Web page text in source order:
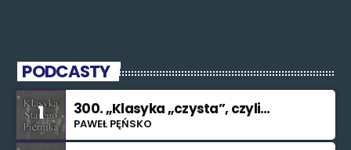
PODCASTY
1
300. „Klasyka „czysta”, czyli
znowu nie świętuję”
PAWEŁ PĘŃSKO